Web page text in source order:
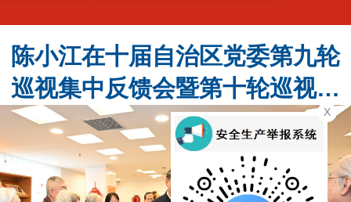
陈小江在十届自治区党委第九轮
巡视集中反馈会暨第十轮巡视动
员部署会上强调 不断提高巡视的
震慑力穿透力推动力 为建设社会
主义现代化新疆提供坚强政治保
X